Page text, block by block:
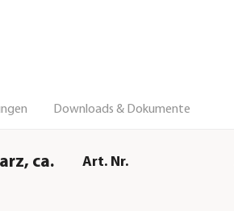
Downloads & Dokumente
ca.
Art. Nr.